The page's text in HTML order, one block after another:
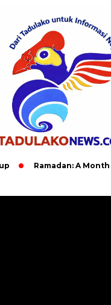
Ramadan: A Month of